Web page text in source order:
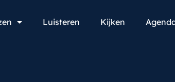
Luisteren Kijken